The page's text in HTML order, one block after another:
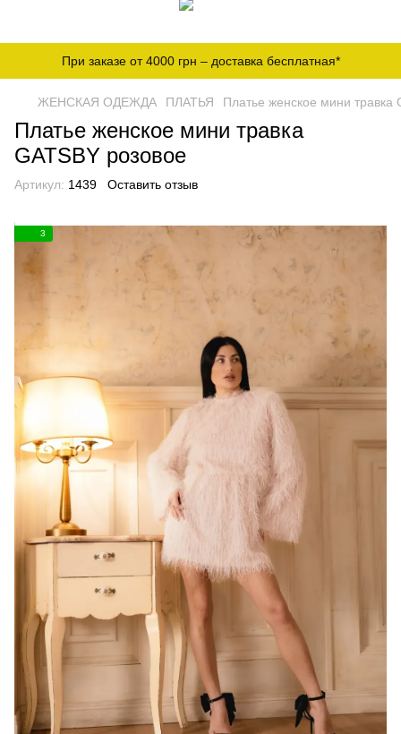
При заказе от 4000 грн – доставка бесплатная*
ЖЕНСКАЯ ОДЕЖДА ПЛАТЬЯ Платье женское мини травка
Платье женское мини травка
GATSBY розовое
Артикул: 1439 Оставить отзыв
3